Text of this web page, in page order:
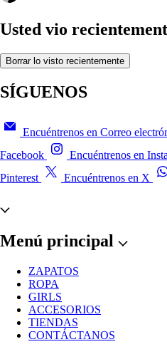
Usted vio
Borrar lo visto recientemente
SÍGUENOS
Encuéntrenos en Correo
Facebook
Encuéntrenos en
Pinterest
Encuéntrenos en X
Menú principal
ZAPATOS
ROPA
GIRLS
ACCESORIOS
TIENDAS
CONTÁCTANOS